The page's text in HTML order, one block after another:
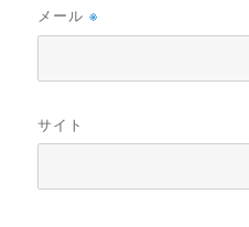
メール※
サイト